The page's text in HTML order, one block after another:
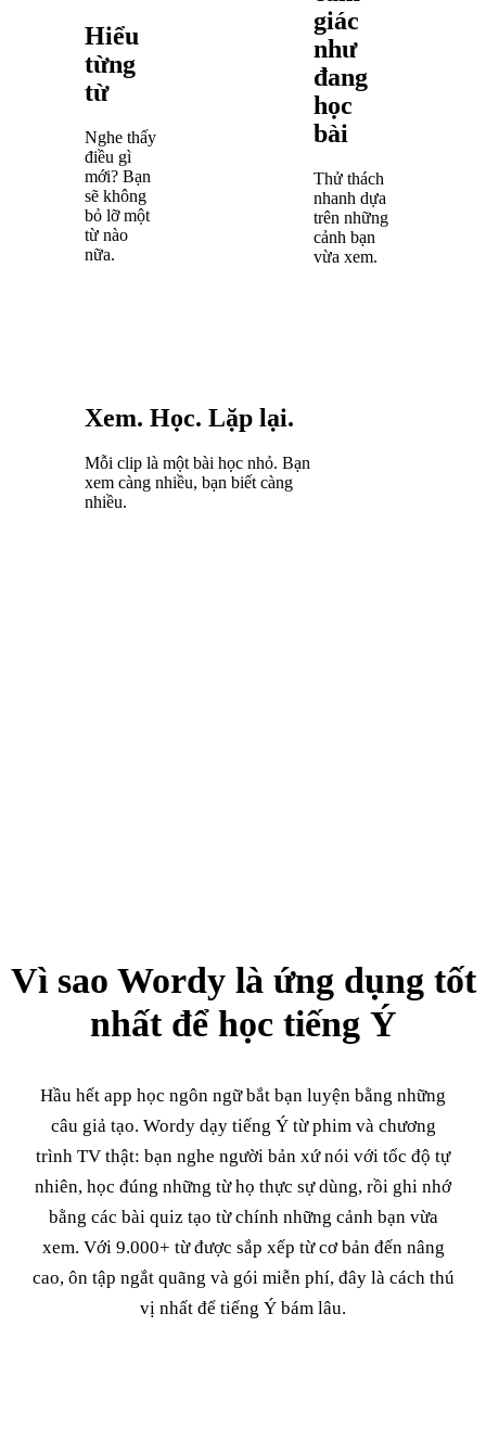
Hiểu
từng
từ
Nghe thấy
điều gì
mới? Bạn
sẽ không
bỏ lỡ một
từ nào
nữa.
giác
như
đang
học
bài
Thử thách
nhanh dựa
trên những
cảnh bạn
vừa xem.
Xem. Học. Lặp lại.
Mỗi clip là một bài học nhỏ. Bạn
xem càng nhiều, bạn biết càng
nhiều.
Vì sao Wordy là ứng dụng tốt
nhất để học tiếng Ý
Hầu hết app học ngôn ngữ bắt bạn luyện bằng những
câu giả tạo. Wordy dạy tiếng Ý từ phim và chương
trình TV thật: bạn nghe người bản xứ nói với tốc độ tự
nhiên, học đúng những từ họ thực sự dùng, rồi ghi nhớ
bằng các bài quiz tạo từ chính những cảnh bạn vừa
xem. Với 9.000+ từ được sắp xếp từ cơ bản đến nâng
cao, ôn tập ngắt quãng và gói miễn phí, đây là cách thú
vị nhất để tiếng Ý bám lâu.